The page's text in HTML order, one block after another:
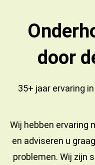
door
35+ jaar ervaring in
Wij hebben ervaring
en adviseren u
problemen. Wij zijn